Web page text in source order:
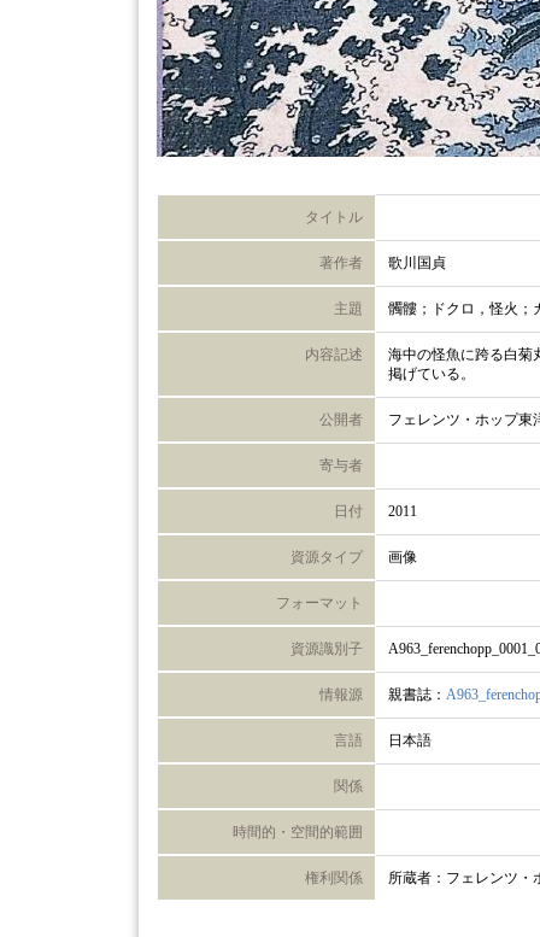
タイトル
著作者 歌川国貞
主題 髑髏；ドクロ，怪火；
内容記述
海中の怪魚に跨る白菊
掲げている。
公開者 フェレンツ・ホップ東
寄与者
日付 2011
資源タイプ 画像
フォーマット
資源識別子
情報源 親書誌：
言語 日本語
関係
時間的・空間的範囲
権利関係 所蔵者：フェレンツ・